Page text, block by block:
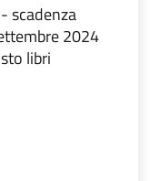
scadenza
2024
libri